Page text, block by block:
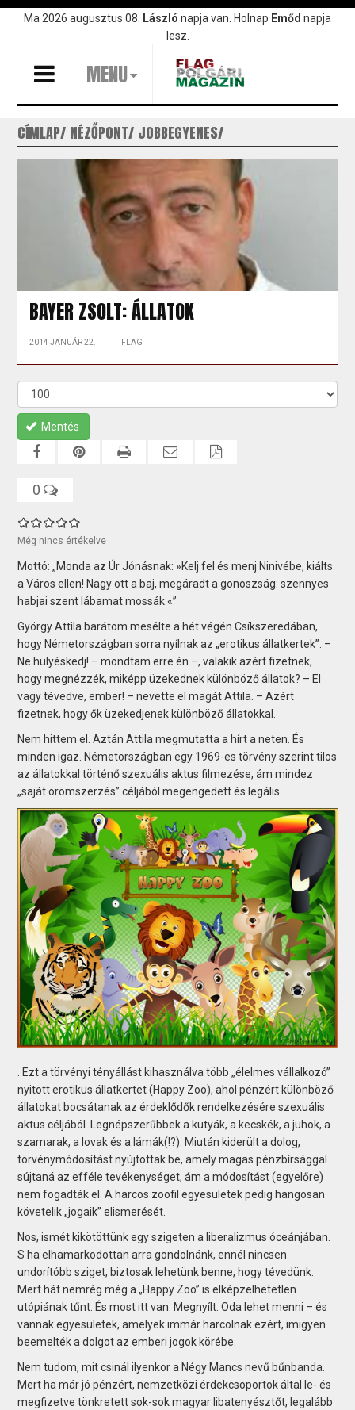
UgrásMa 2026 augusztus 08. László napja van. Holnap Emőd napja
lesz.
MENU
CÍMLAP NÉZŐPONT JOBBEGYENES
BAYER ZSOLT: ÁLLATOK
2014 JANUÁR 22. FLAG
Mentés
0
Még nincs értékelve
Mottó: „Monda az Úr Jónásnak: »Kelj fel és menj Ninivébe, kiálts
a Város ellen! Nagy ott a baj, megáradt a gonoszság: szennyes
habjai szent lábamat mossák.«”
György Attila barátom mesélte a hét végén Csíkszeredában,
hogy Németországban sorra nyílnak az „erotikus állatkertek”. –
Ne hülyéskedj! – mondtam erre én –, valakik azért fizetnek,
hogy megnézzék, miképp üzekednek különböző állatok? – El
vagy tévedve, ember! – nevette el magát Attila. – Azért
fizetnek, hogy ők üzekedjenek különböző állatokkal.
Nem hittem el. Aztán Attila megmutatta a hírt a neten. És
minden igaz. Németországban egy 1969-es törvény szerint tilos
az állatokkal történő szexuális aktus filmezése, ám mindez
„saját örömszerzés” céljából megengedett és legális
. Ezt a törvényi tényállást kihasználva több „élelmes vállalkozó”
nyitott erotikus állatkertet (Happy Zoo), ahol pénzért különböző
állatokat bocsátanak az érdeklődők rendelkezésére szexuális
aktus céljából. Legnépszerűbbek a kutyák, a kecskék, a juhok, a
szamarak, a lovak és a lámák(!?). Miután kiderült a dolog,
törvénymódosítást nyújtottak be, amely magas pénzbírsággal
sújtaná az efféle tevékenységet, ám a módosítást (egyelőre)
nem fogadták el. A harcos zoofil egyesületek pedig hangosan
követelik „jogaik” elismerését.
Nos, ismét kikötöttünk egy szigeten a liberalizmus óceánjában.
S ha elhamarkodottan arra gondolnánk, ennél nincsen
undorítóbb sziget, biztosak lehetünk benne, hogy tévedünk.
Mert hát nemrég még a „Happy Zoo” is elképzelhetetlen
utópiának tűnt. És most itt van. Megnyílt. Oda lehet menni – és
vannak egyesületek, amelyek immár harcolnak ezért, imigyen
beemelték a dolgot az emberi jogok körébe.
Nem tudom, mit csinál ilyenkor a Négy Mancs nevű bűnbanda.
Mert ha már jó pénzért, nemzetközi érdekcsoportok által le- és
megfizetve tönkretett sok-sok magyar libatenyésztőt, legalább